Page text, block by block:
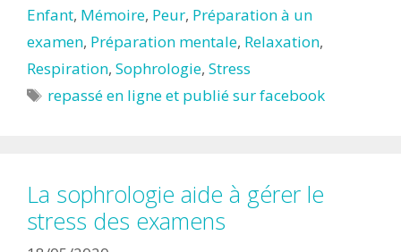
Enfant, Mémoire, Peur, Préparation à un
examen, Préparation mentale, Relaxation,
Respiration, Sophrologie, Stress
Étiquettes
repassé en ligne et publié sur facebook
La sophrologie aide à gérer le
stress des examens